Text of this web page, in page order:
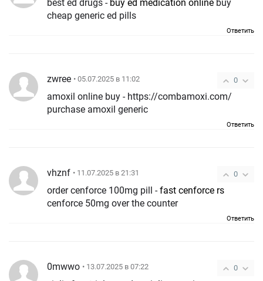
best ed drugs - buy ed medication online buy
cheap generic ed pills
Ответить
0
zwree • 05.07.2025 в 11:02
amoxil online buy - https://combamoxi.com/
purchase amoxil generic
Ответить
0
vhznf • 11.07.2025 в 21:31
order cenforce 100mg pill -fast cenforce rs
cenforce 50mg over the counter
Ответить
0
0mwwo • 13.07.2025 в 07:22